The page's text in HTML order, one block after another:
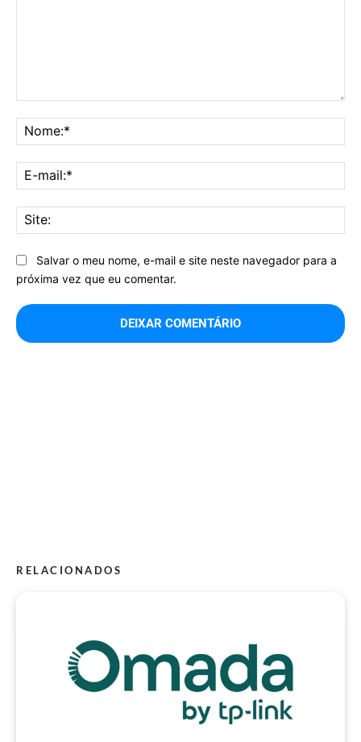
Salvar o meu nome, e-mail e site neste navegador para a
próxima vez que eu comentar.
RELACIONADOS